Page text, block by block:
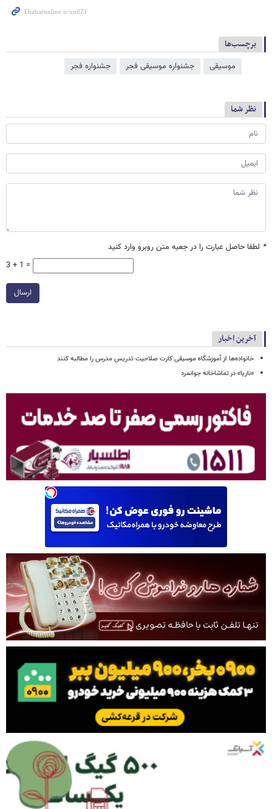
برچسب‌ها
موسیقی جشنواره موسیقی فجر جشنواره فجر
نظر شما
* لطفا حاصل عبارت را در جعبه متن روبرو وارد کنید
3 + 1 =
ارسال
آخرین اخبار
خانواده‌ها از آموزشگاه موسیقی کارت صلاحیت تدریس مدرس را مطالبه کنند
«ناریا» در تماشاخانه جوانمرد